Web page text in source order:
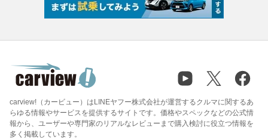
carview!（カービュー）はLINEヤフー株式会社が運営するクルマに関するあ
らゆる情報やサービスを提供するサイトです。価格やスペックなどの公式情
報から、ユーザーや専門家のリアルなレビューまで購入検討に役立つ情報を
多く掲載しています。